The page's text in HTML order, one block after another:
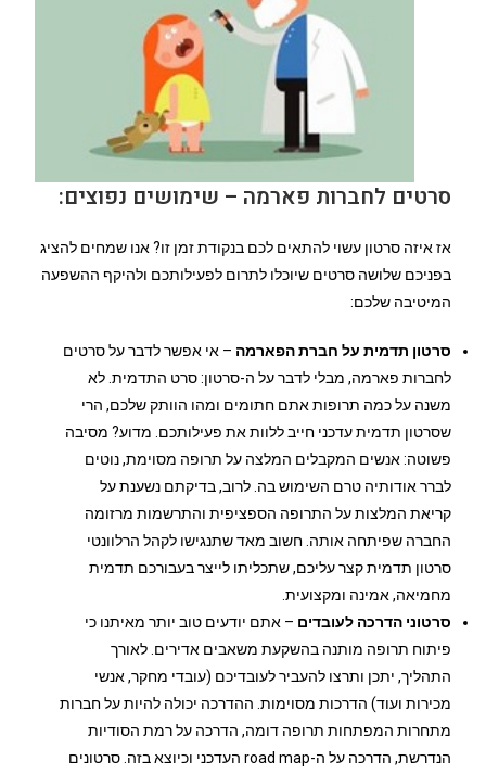
סרטים לחברות פארמה – שימושים נפוצים:
אז איזה סרטון עשוי להתאים לכם בנקודת זמן זו? אנו שמחים להציג
בפניכם שלושה סרטים שיוכלו לתרום לפעילותכם ולהיקף ההשפעה
המיטיבה שלכם:
סרטון תדמית על חברת הפארמה – אי אפשר לדבר על סרטים
לחברות פארמה, מבלי לדבר על ה-סרטון: סרט התדמית. לא
משנה על כמה תרופות אתם חתומים ומהו הוותק שלכם, הרי
שסרטון תדמית עדכני חייב ללוות את פעילותכם. מדוע? מסיבה
פשוטה: אנשים המקבלים המלצה על תרופה מסוימת, נוטים
לברר אודותיה טרם השימוש בה.לרוב, בדיקתם נשענת על
קריאת המלצות על התרופה הספציפית והתרשמות מרזומה
החברה שפיתחה אותה. חשוב מאד שתנגישו לקהל הרלוונטי
סרטון תדמית קצר עליכם, שתכליתו לייצר בעבורכם תדמית
מחמיאה, אמינה ומקצועית.
סרטוני הדרכה לעובדים – אתם יודעים טוב יותר מאיתנו כי
פיתוח תרופה מותנה בהשקעת משאבים אדירים. לאורך
התהליך, יתכן ותרצו להעביר לעובדיכם (עובדי מחקר, אנשי
מכירות ועוד) הדרכות מסוימות. ההדרכה יכולה להיות על חברות
מתחרות המפתחות תרופה דומה, הדרכה על רמת הסודיות
הנדרשת, הדרכה על ה-road map העדכני וכיוצא בזה. סרטונים